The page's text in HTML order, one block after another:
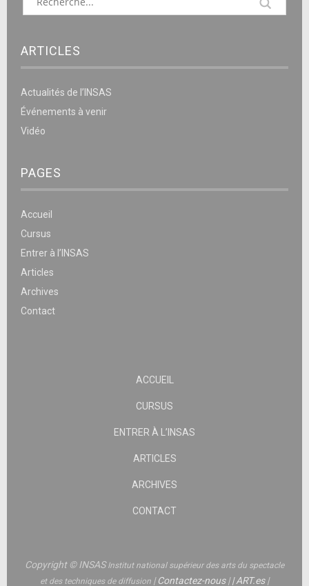
ARTICLES
Actualités de l’INSAS
Événements à venir
Vidéo
PAGES
Accueil
Cursus
Entrer à l’INSAS
Articles
Archives
Contact
ACCUEIL
CURSUS
ENTRER À L’INSAS
ARTICLES
ARCHIVES
CONTACT
Copyright © INSASInstitut national supérieur des arts du spectacle
et des techniques de diffusion |Contactez-nous||ART.es|